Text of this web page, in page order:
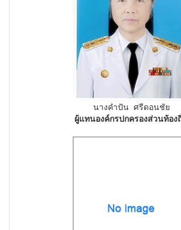
นางคำปัน ศรีดอนชัย
ผู้แทนองค์กรปกครองส่วนท้อง